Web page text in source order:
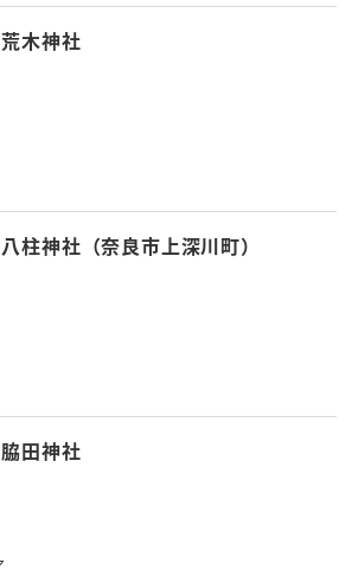
荒木神社
八柱神社（奈良市上深川町）
脇田神社